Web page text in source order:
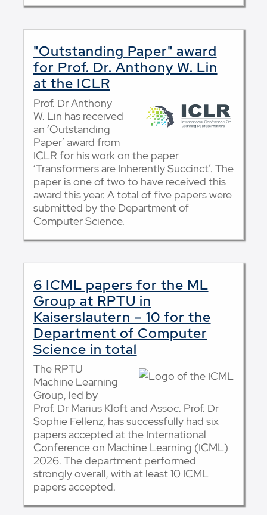
"Outstanding Paper" award
for Prof. Dr. Anthony W. Lin
at the ICLR
Prof. Dr Anthony
W. Lin has received
an ‘Outstanding
Paper’ award from
ICLR for his work on the paper
‘Transformers are Inherently Succinct’. The
paper is one of two to have received this
award this year. A total of five papers were
submitted by the Department of
Computer Science.
6 ICML papers for the ML
Group at RPTU in
Kaiserslautern – 10 for the
Department of Computer
Science in total
The RPTU
Machine Learning
Group, led by
Prof. Dr Marius Kloft and Assoc. Prof. Dr
Sophie Fellenz, has successfully had six
papers accepted at the International
Conference on Machine Learning (ICML)
2026. The department performed
strongly overall, with at least 10 ICML
papers accepted.